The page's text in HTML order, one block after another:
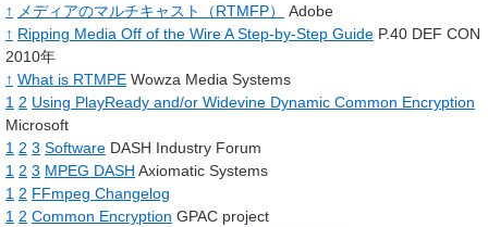
↑
メディアのマルチキャスト（RTMFP）
Adobe
↑ Ripping Media Off of the Wire A Step-by-Step Guide P.40 DEF CON
2010年
↑ What is RTMPE Wowza Media Systems
1 2 Using PlayReady and/or Widevine Dynamic Common Encryption
Microsoft
1 2 3 Software DASH Industry Forum
1 2 3 MPEG DASH Axiomatic Systems
1 2 FFmpeg Changelog
1 2 Common Encryption GPAC project